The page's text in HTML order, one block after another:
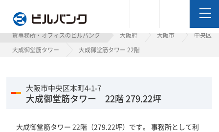
貸事務所・オフィスのビルバンク 大阪府 大阪市
中央区
大成御堂筋タワー
大成御堂筋タワー 22階
大阪市中央区本町4-1-7
大成御堂筋タワー 22階 279.22坪
大成御堂筋タワー 22階（279.22坪）です。 事務所として利